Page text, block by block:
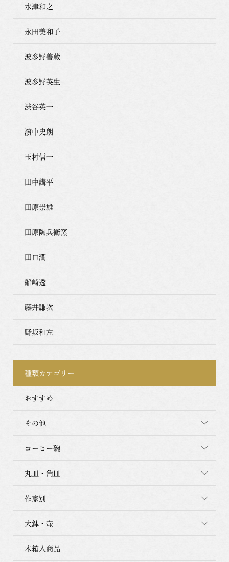
水津和之
永田美和子
波多野善蔵
波多野英生
渋谷英一
濱中史朗
玉村信一
田中講平
田原崇雄
田原陶兵衛窯
田口潤
船崎透
藤井謙次
野坂和左
種類カテゴリー
おすすめ
その他
コーヒー碗
丸皿・角皿
作家別
大鉢・壺
木箱入商品